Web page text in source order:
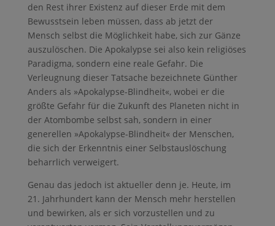
den Rest ihrer Existenz auf dieser Erde mit dem
Bewusstsein leben müssen, dass ab jetzt der
Mensch selbst die Möglichkeit habe, sich zur Gänze
auszulöschen. Die Apokalypse sei also kein religiöses
Paradigma, sondern eine reale Gefahr. Die
Verleugnung dieser Tatsache bezeichnete Günther
Anders als »Apokalypse-Blindheit«, wobei er die
größte Gefahr für die Zukunft des Planeten nicht in
der Atombombe selbst sah, sondern in einer
generellen »Apokalypse-Blindheit« der Menschen,
die sich der Erkenntnis einer Selbstauslöschung
beharrlich verweigert.
Genau das jedoch ist aktueller denn je. Heute, im
21. Jahrhundert kann der Mensch mehr herstellen
und bewirken, als er sich vorzustellen und zu